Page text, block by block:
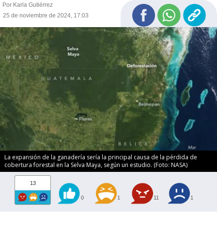
Por Karla Gutiérrez
25 de noviembre de 2024, 17:03
La expansión de la ganadería sería la principal causa de la pérdida de
cobertura forestal en la Selva Maya, según un estudio. (Foto: NASA)
13
0 1 11 1